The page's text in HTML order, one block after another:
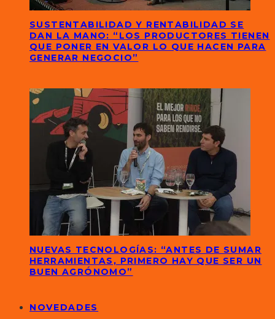
SUSTENTABILIDAD Y RENTABILIDAD SE
DAN LA MANO: “LOS PRODUCTORES TIENEN
QUE PONER EN VALOR LO QUE HACEN PARA
GENERAR NEGOCIO”
NUEVAS TECNOLOGÍAS: “ANTES DE SUMAR
HERRAMIENTAS, PRIMERO HAY QUE SER UN
BUEN AGRÓNOMO”
NOVEDADES